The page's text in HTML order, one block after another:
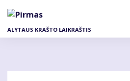
pagrindinį
ALYTAUS KRAŠTO LAIKRAŠTIS